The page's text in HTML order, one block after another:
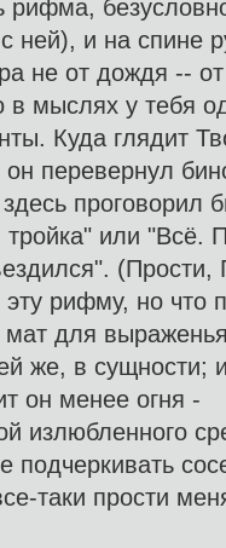
рифма,
ней), и на спине
не от дождя --
в мыслях у тебя
Куда глядит
перевернул
проговорил
тройка" или "Всё.
(Прости,
эту рифму, но что
мат для
же, в сущности;
он менее огня -
излюбленного
подчеркивать
таки прости